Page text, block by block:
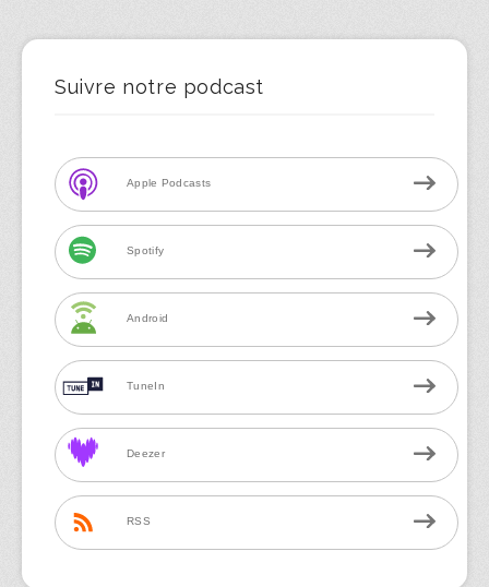
Suivre notre podcast
Apple Podcasts
Spotify
Android
TuneIn
Deezer
RSS